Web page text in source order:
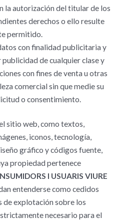
la autorización del titular de los
derechos o ello resulte
permitido.
con finalidad publicitaria y
de cualquier clase y
con fines de venta u otras
comercial sin que medie su
o consentimiento.
sitio web, como textos,
iconos, tecnología,
gráfico y códigos fuente,
propiedad pertenece
I USUARIS VIURE
entenderse como cedidos
de explotación sobre los
necesario para el